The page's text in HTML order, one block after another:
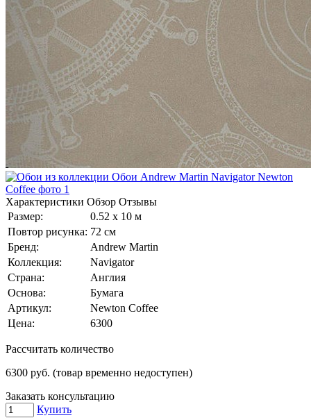
Характеристики Обзор Отзывы
Размер:
0.52 x 10 м
Повтор рисунка: 72 см
Бренд:
Andrew Martin
Коллекция:
Navigator
Страна:
Англия
Основа:
Бумага
Артикул:
Newton Coffee
Цена:
6300
Рассчитать количество
6300 руб. (товар временно недоступен)
Заказать консультацию
Купить